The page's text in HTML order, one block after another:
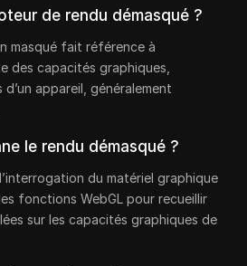
de rendu démasqué ?
masqué fait référence à
des capacités graphiques,
appareil, généralement
le rendu démasqué ?
du matériel graphique
fonctions WebGL pour recueillir
sur les capacités graphiques de